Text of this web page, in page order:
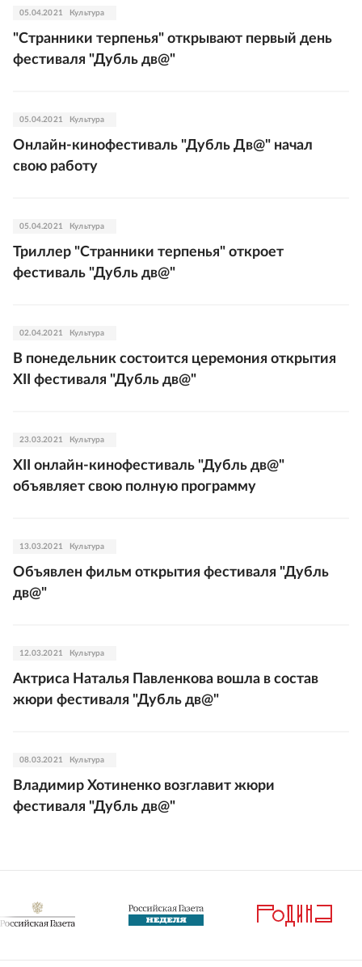
05.04.2021 Культура
"Странники терпенья" открывают первый день
фестиваля "Дубль дв@"
05.04.2021 Культура
Онлайн-кинофестиваль "Дубль Дв@" начал
свою работу
05.04.2021 Культура
Триллер "Странники терпенья" откроет
фестиваль "Дубль дв@"
02.04.2021 Культура
В понедельник состоится церемония открытия
XII фестиваля "Дубль дв@"
23.03.2021 Культура
XII онлайн-кинофестиваль "Дубль дв@"
объявляет свою полную программу
13.03.2021 Культура
Объявлен фильм открытия фестиваля "Дубль
дв@"
12.03.2021 Культура
Актриса Наталья Павленкова вошла в состав
жюри фестиваля "Дубль дв@"
08.03.2021 Культура
Владимир Хотиненко возглавит жюри
фестиваля "Дубль дв@"